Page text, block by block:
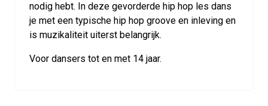
nodig hebt. In deze gevorderde hip hop les dans
je met een typische hip hop groove en inleving en
is muzikaliteit uiterst belangrijk.
Voor dansers tot en met 14 jaar.